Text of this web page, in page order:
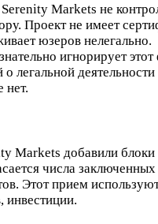
Markets не
Проект не имеет
юзеров нелегально.
игнорирует этот
легальной деятельности
нет.
Markets добавили
числа заключенных
Этот прием
инвестиции.